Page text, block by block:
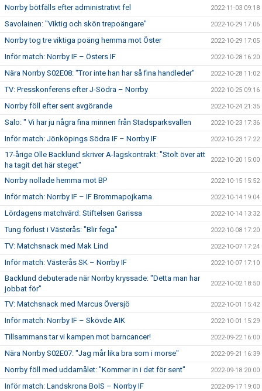
Norrby bötfälls efter administrativt fel 2022-11-03 09:18
Savolainen: "Viktig och skön trepoängare" 2022-10-29 17:06
Norrby tog tre viktiga poäng hemma mot Öster 2022-10-29 17:05
Inför match: Norrby IF – Östers IF 2022-10-28 16:20
Nära Norrby S02E08: "Tror inte han har så fina handleder" 2022-10-28 11:02
TV: Presskonferens efter J-Södra – Norrby 2022-10-25 09:16
Norrby föll efter sent avgörande 2022-10-24 21:35
Salo: " Vi har ju några fina minnen från Stadsparksvallen 2022-10-23 17:36
Inför match: Jönköpings Södra IF – Norrby IF 2022-10-23 17:22
17-årige Olle Backlund skriver A-lagskontrakt: "Stolt över att
ha tagit det här steget"
2022-10-20 15:00
Norrby nollade hemma mot BP 2022-10-15 15:52
Inför match: Norrby IF – IF Brommapojkarna 2022-10-14 19:04
Lördagens matchvärd: Stiftelsen Garissa 2022-10-14 13:32
Tung förlust i Västerås: "Blir fega" 2022-10-08 17:20
TV: Matchsnack med Mak Lind 2022-10-07 17:24
Inför match: Västerås SK – Norrby IF 2022-10-07 17:10
Backlund debuterade när Norrby kryssade: "Detta man har
jobbat för"
2022-10-02 18:50
TV: Matchsnack med Marcus Översjö 2022-10-01 15:42
Inför match: Norrby IF – Skövde AIK 2022-10-01 15:29
Tillsammans tar vi kampen mot barncancer! 2022-09-22 16:00
Nära Norrby S02E07: "Jag mår lika bra som i morse" 2022-09-21 16:39
Norrby föll med uddamålet: "Kommer in i det för sent" 2022-09-18 20:00
Inför match: Landskrona BoIS – Norrby IF 2022-09-17 19:00